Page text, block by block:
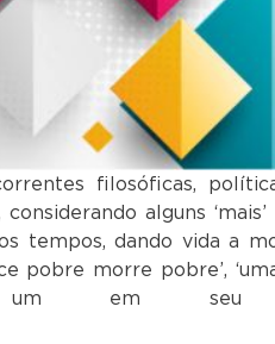
filosóficas,
considerando alguns
tempos, dando vida a
pobre morre pobre’,
um em seu
No